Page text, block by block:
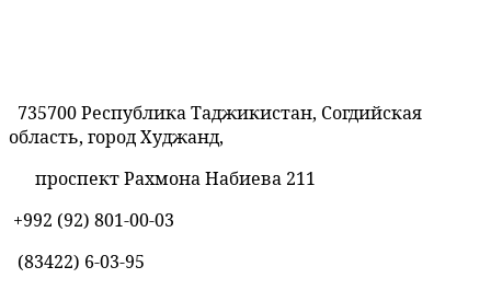
735700 Республика Таджикистан, Согдийская
область, город Худжанд,
проспект Рахмона Набиева 211
+992 (92) 801-00-03
(83422) 6-03-95